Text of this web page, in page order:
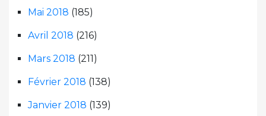
Mai 2018 (185)
Avril 2018 (216)
Mars 2018 (211)
Février 2018 (138)
Janvier 2018 (139)